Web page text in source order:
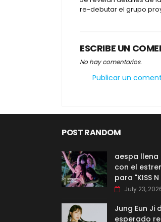
re-debutar el grupo
ESCRIBE UN
No hay comentarios.
Publicar un
POST RANDOM
aespa llena
con el
para "KISS N
July 23,
Jung Eun Ji
esperado